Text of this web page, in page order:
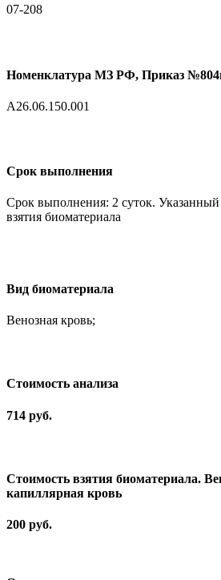
07-208
Номенклатура МЗ РФ, Приказ
A26.06.150.001
Срок выполнения
Срок выполнения: 2 суток. Указанный
взятия биоматериала
Вид биоматериала
Венозная кровь;
Cтоимость анализа
714 руб.
Стоимость взятия биоматериала.
капиллярная кровь
200 руб.